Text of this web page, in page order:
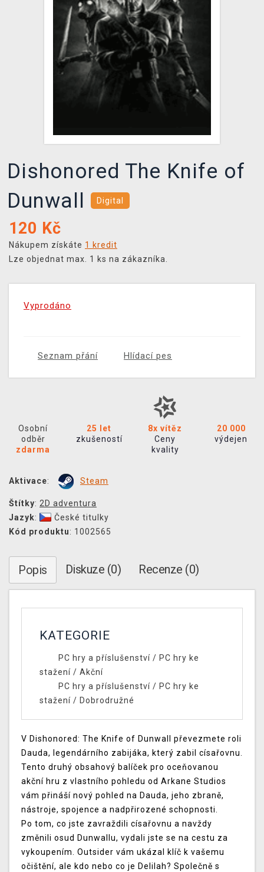
XZONE KLUB
TCG & BOARDGAME HUB
VÝKUP HER (BAZAR)
Dishonored The Knife of
Dunwall
Digital
120 Kč
Nákupem získáte 1 kredit
Lze objednat max. 1 ks na zákazníka.
Vyprodáno
Seznam přání Hlídací pes
Osobní
odběr
zdarma
25 let
zkušeností
8x vítěz
Ceny
kvality
20 000
výdejen
Aktivace: Steam
Štítky: 2D adventura
Jazyk:
České titulky
Kód produktu: 1002565
Popis Diskuze (0) Recenze (0)
KATEGORIE
PC hry a příslušenství/ PC hry ke
stažení / Akční
PC hry a příslušenství/ PC hry ke
stažení / Dobrodružné
V Dishonored: The Knife of Dunwall převezmete roli
Dauda, legendárního zabijáka, který zabil císařovnu.
Tento druhý obsahový balíček pro oceňovanou
akční hru z vlastního pohledu od Arkane Studios
vám přináší nový pohled na Dauda, jeho zbraně,
nástroje, spojence a nadpřirozené schopnosti.
Po tom, co jste zavraždili císařovnu a navždy
změnili osud Dunwallu, vydali jste se na cestu za
vykoupením. Outsider vám ukázal klíč k vašemu
očištění, ale kdo nebo co je Delilah? Společně s